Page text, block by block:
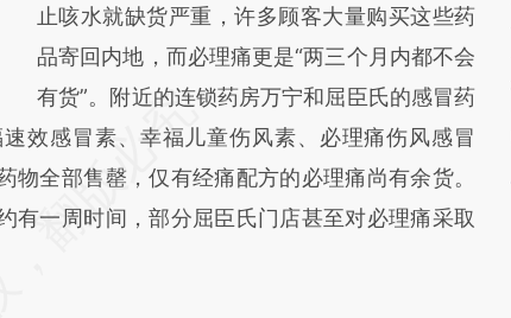
止咳水就缺货严重，许多顾客大量购买这些药
品寄回内地，而必理痛更是“两三个月内都不会
有货”。附近的连锁药房万宁和屈臣氏的感冒药
效感冒素、幸福儿童伤风素、必理痛伤风感冒
物全部售罄，仅有经痛配方的必理痛尚有余货。
有一周时间，部分屈臣氏门店甚至对必理痛采取